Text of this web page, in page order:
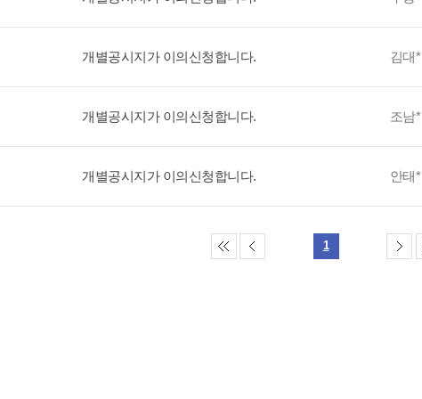
개별공시지가 이의신청합니다. 김대*
개별공시지가 이의신청합니다. 조남*
개별공시지가 이의신청합니다. 안태*
1